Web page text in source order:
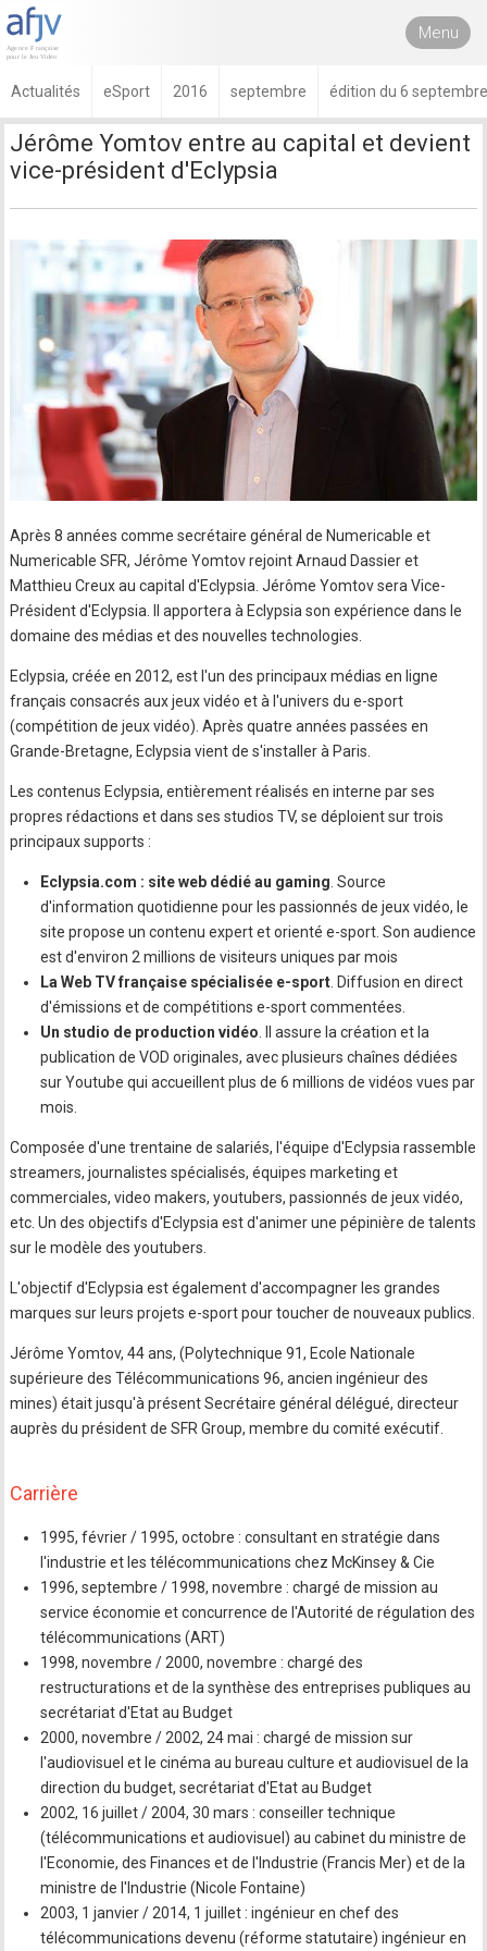
Menu
Actualités eSport 2016 septembre édition du 6
Jérôme Yomtov entre au capital et devient
vice-président d'Eclypsia
Après 8 années comme secrétaire général de Numericable et
Numericable SFR, Jérôme Yomtov rejoint Arnaud Dassier et
Matthieu Creux au capital d'Eclypsia. Jérôme Yomtov sera Vice-
Président d'Eclypsia. Il apportera à Eclypsia son expérience dans le
domaine des médias et des nouvelles technologies.
Eclypsia, créée en 2012, est l'un des principaux médias en ligne
français consacrés aux jeux vidéo et à l'univers du e-sport
(compétition de jeux vidéo). Après quatre années passées en
Grande-Bretagne, Eclypsia vient de s'installer à Paris.
Les contenus Eclypsia, entièrement réalisés en interne par ses
propres rédactions et dans ses studios TV, se déploient sur trois
principaux supports :
Eclypsia.com : site web dédié au gaming . Source
d'information quotidienne pour les passionnés de jeux vidéo, le
site propose un contenu expert et orienté e-sport. Son audience
est d'environ 2 millions de visiteurs uniques par mois
La Web TV française spécialisée e-sport . Diffusion en direct
d'émissions et de compétitions e-sport commentées.
Un studio de production vidéo . Il assure la création et la
publication de VOD originales, avec plusieurs chaînes dédiées
sur Youtube qui accueillent plus de 6 millions de vidéos vues par
mois.
Composée d'une trentaine de salariés, l'équipe d'Eclypsia rassemble
streamers, journalistes spécialisés, équipes marketing et
commerciales, video makers, youtubers, passionnés de jeux vidéo,
etc. Un des objectifs d'Eclypsia est d'animer une pépinière de talents
sur le modèle des youtubers.
L'objectif d'Eclypsia est également d'accompagner les grandes
marques sur leurs projets e-sport pour toucher de nouveaux publics.
Jérôme Yomtov, 44 ans, (Polytechnique 91, Ecole Nationale
supérieure des Télécommunications 96, ancien ingénieur des
mines) était jusqu'à présent Secrétaire général délégué, directeur
auprès du président de SFR Group, membre du comité exécutif.
Carrière
1995, février / 1995, octobre : consultant en stratégie dans
l'industrie et les télécommunications chez McKinsey & Cie
1996, septembre / 1998, novembre : chargé de mission au
service économie et concurrence de l'Autorité de régulation des
télécommunications (ART)
1998, novembre / 2000, novembre : chargé des
restructurations et de la synthèse des entreprises publiques au
secrétariat d'Etat au Budget
2000, novembre / 2002, 24 mai : chargé de mission sur
l'audiovisuel et le cinéma au bureau culture et audiovisuel de la
direction du budget, secrétariat d'Etat au Budget
2002, 16 juillet / 2004, 30 mars : conseiller technique
(télécommunications et audiovisuel) au cabinet du ministre de
l'Economie, des Finances et de l'Industrie (Francis Mer) et de la
ministre de l'Industrie (Nicole Fontaine)
2003, 1 janvier / 2014, 1 juillet : ingénieur en chef des
télécommunications devenu (réforme statutaire) ingénieur en